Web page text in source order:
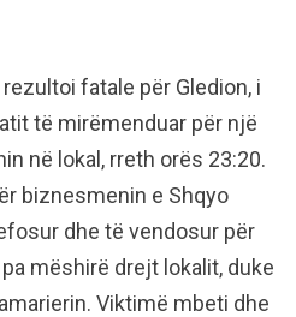
fatale për Gledion, i
të mirëmenduar për një
në lokal, rreth orës 23:20.
biznesmenin e Shqyo
dhe të vendosur për
mëshirë drejt lokalit, duke
Viktimë mbeti dhe